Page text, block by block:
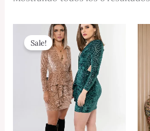
Sale!
Original
price
was:
$1,720.00.
Current
price
is:
$200.00.